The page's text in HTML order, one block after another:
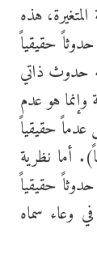
هذه
حقيقياً
حدوث ذاتي
وإنما هو عدم
حقيقياً
أما نظرية
حقيقياً
وعاء سماه